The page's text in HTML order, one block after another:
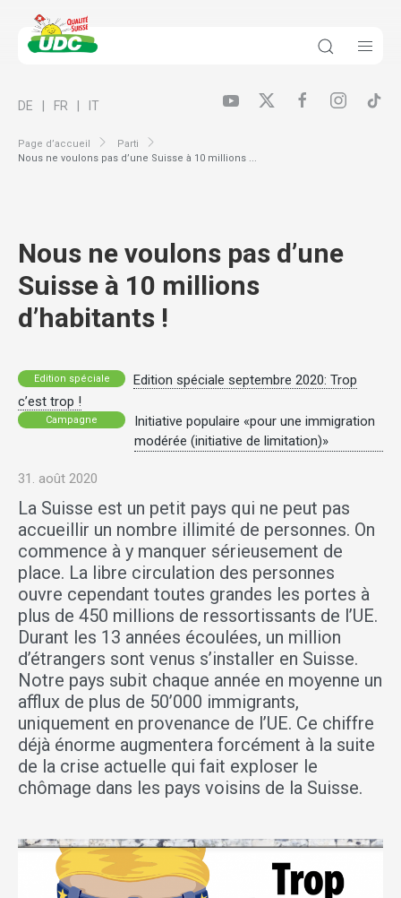
Page d’accueil
Parti
Nous ne voulons pas d’une Suisse à 10 millions ...
DE FR IT
Nous ne voulons pas d’une
Suisse à 10 millions
d’habitants !
Edition spéciale
Edition spéciale septembre 2020: Trop
c’est trop !
Campagne
Initiative populaire «pour une immigration
modérée (initiative de limitation)»
31. août 2020
La Suisse est un petit pays qui ne peut pas
accueillir un nombre illimité de personnes. On
commence à y manquer sérieusement de
place. La libre circulation des personnes
ouvre cependant toutes grandes les portes à
plus de 450 millions de ressortissants de l’UE.
Durant les 13 années écoulées, un million
d’étrangers sont venus s’installer en Suisse.
Notre pays subit chaque année en moyenne un
afflux de plus de 50’000 immigrants,
uniquement en provenance de l’UE. Ce chiffre
déjà énorme augmentera forcément à la suite
de la crise actuelle qui fait exploser le
chômage dans les pays voisins de la Suisse.